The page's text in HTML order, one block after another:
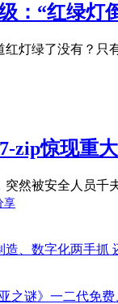
：“红绿灯
红灯绿了没有？
zip惊现重
然被安全人员千
享
、数字化两手抓
之谜》一二代免